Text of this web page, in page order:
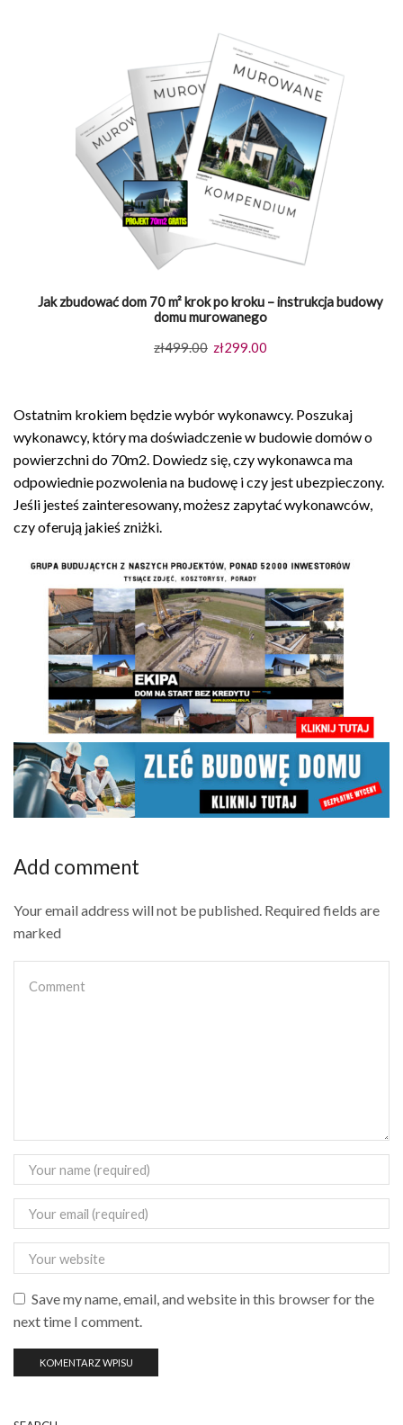
zł499.00.
Jak zbudować dom 70 m² krok po kroku – instrukcja budowy
domu murowanego
zł499.00 Pierwotna
zł499.00.
zł299.00
zł299.00.
Ostatnim krokiem będzie wybór wykonawcy. Poszukaj
wykonawcy, który ma doświadczenie w budowie domów o
powierzchni do 70m2. Dowiedz się, czy wykonawca ma
odpowiednie pozwolenia na budowę i czy jest ubezpieczony.
Jeśli jesteś zainteresowany, możesz zapytać wykonawców,
czy oferują jakieś zniżki.
Add comment
Your email address will not be published. Required fields are
marked
Save my name, email, and website in this browser for the
next time I comment.